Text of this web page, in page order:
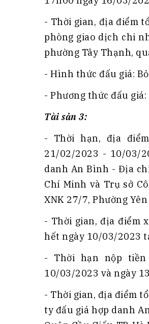
- Thời gian, địa điểm
phòng giao dịch chi
phường Tây Thạnh,
- Hình thức đấu giá:
- Phương thức đấu
Tài sản 3:
- Thời hạn, địa
21/02/2023 - 10/03/
danh An Bình - Địa
Chí Minh và Trụ sở
XNK 27/7, Phường Yên
- Thời gian, địa điểm
hết ngày 10/03/2023
- Thời hạn nộp tiền
10/03/2023 và ngày
- Thời gian, địa điểm
ty đấu giá hợp danh